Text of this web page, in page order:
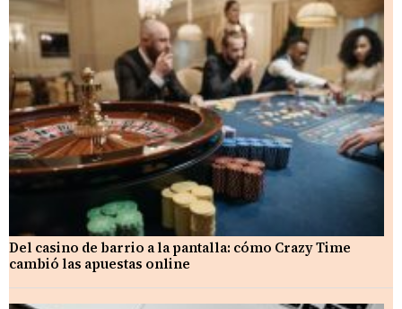
Del casino de barrio a la pantalla: cómo Crazy Time
cambió las apuestas online